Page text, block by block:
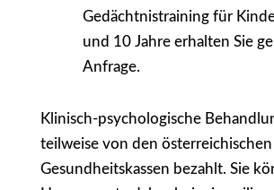
Gedächtnistraining für
und 10 Jahre erhalten Sie
Anfrage.
Klinisch-psychologische
teilweise von den österreichischen
Gesundheitskassen bezahlt. Sie